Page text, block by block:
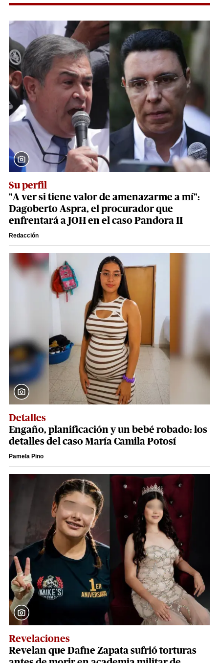
Su perfil
"A ver si tiene valor de amenazarme a mí":
Dagoberto Aspra, el procurador que
enfrentará a JOH en el caso Pandora II
Redacción
Detalles
Engaño, planificación y un bebé robado: los
detalles del caso María Camila Potosí
Pamela Pino
Revelaciones
Revelan que Dafne Zapata sufrió torturas